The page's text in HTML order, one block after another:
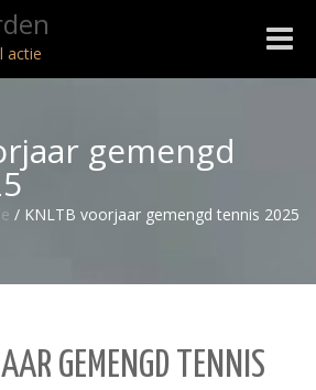
actie
Toggle
gemengd
/ KNLTB voorjaar gemengd tennis 2025
GEMENGD TENNIS